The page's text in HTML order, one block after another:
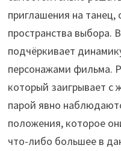
приглашения на
пространства выбора.
подчёркивает
персонажами фильма.
который заигрывает с
парой явно
положения, которое
что-либо большее в